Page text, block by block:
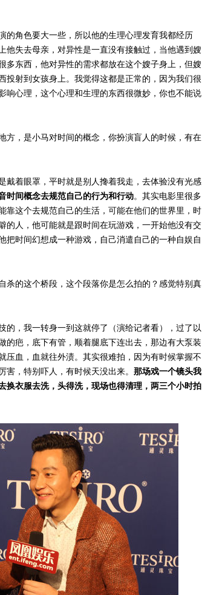
的角色要大一些，所以他的生理心理发育我都经历
他失去母亲，对异性是一直没有接触过，当他遇到嫂
多东西，他对异性的需求都放在这个嫂子身上，但嫂
投射到女孩身上。我觉得这都是正常的，因为我们很
响心理，这个心理和生理的东西很微妙，你也不能说
方，是小马对时间的概念，你扮演盲人的时候，有在
戴着眼罩，平时就是别人搀着我走，去体验没有光感
时间概念去规范自己的行为和行动。其实电影里很多
靠这个去规范自己的生活，可能在他们的世界里，时
的人，他可能就是跟时间在玩游戏，一开始他没有交
把时间幻想成一种游戏，自己消遣自己的一种自娱自
杀的这个桥段，这个段落你是怎么拍的？感觉特别真
的，我一转身一到这就停了（演给记者看），过了以
的疤，底下有管，顺着腿底下连出去，那边有大泵装
压血，血就往外渍。其实很难拍，因为有时候掌握不
，特别吓人，有时候天没出来。 那场戏一个镜头我
换衣服去洗，头得洗，现场也得清理，两三个小时拍